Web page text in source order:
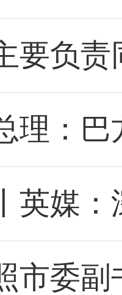
要负
理：
英媒
市委